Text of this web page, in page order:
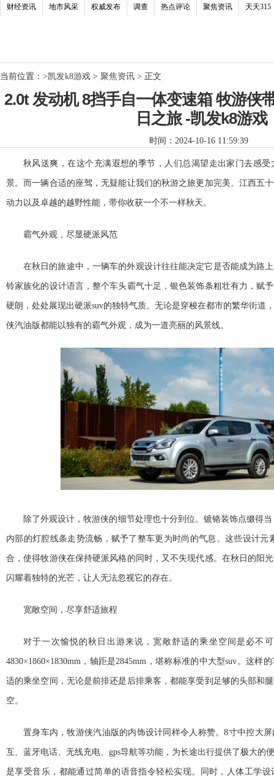
财经资讯 地市风采 权威发布 调查 热点评论 聚焦资讯 天天315
当前位置： >凯发k8游戏 > 聚焦资讯 > 正文
2.0t 发动机 8挡手自一体变速箱 牧游侠
日之旅 -凯发k8游戏
时间：2024-10-16 11:59:39
秋风送爽，在这个充满遐想的季节，人们总渴望走出家门去感
景。而一辆合适的座驾，无疑能让我们的秋游之旅更加完美。江西五
动力以及卓越的越野性能，带你收获一个不一样秋天。
霸气外观，尽显硬派风范
在秋日的旅途中，一辆车的外观设计往往能决定它是否能成为路
铃家族化的设计语言，整个车头霸气十足，银色装饰条粗壮有力，赋
硬朗，处处展现出硬派suv的独特气质。无论是穿梭在都市的繁华街道
侠汽油版都能以独有的霸气外观，成为一道亮丽的风景线。
除了外观设计，牧游侠的细节处理也十分到位。镀铬装饰点缀得
内部的灯腔线条走势流畅，赋予了整车更为时尚的气息。这些设计元
合，使得牧游侠在保持硬派风格的同时，又不失现代感。在秋日的阳
闪耀着独特的光芒，让人无法忽视它的存在。
宽敞空间，尽享舒适旅程
对于一次愉悦的秋日出游来说，宽敞舒适的乘坐空间是必不
4830×1860×1830mm，轴距是2845mm，堪称标准的中大型suv。这样
适的乘坐空间，无论是前排还是后排乘客，都能享受到足够的头部和
空。
置身车内，牧游侠汽油版的内饰设计同样令人称赞。8寸中控大
互、蓝牙电话、无线充电、gps导航等功能，为长途出行提供了极大的
是享受音乐，都能通过简单的语音指令轻松实现。同时，人体工学设